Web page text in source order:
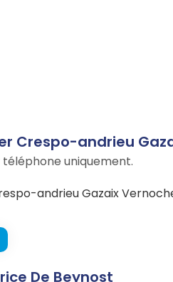
Crespo-andrieu
uniquement.
andrieu Gazaix
De Beynost